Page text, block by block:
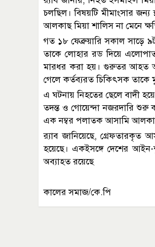
চলছিল। বিষয়টি মীমাংসার জন্য
আলকাছ মিয়া শালিস না মেনে
গত ১৮ ফেব্রুয়ারি সকাল সাড়ে
তাকে লোহার রড দিয়ে
মারধর করা হয়। গুরুতর আহত
গেলে কর্তব্যরত চিকিৎসক তাকে
এ ঘটনায় নিহতের ছেলে বাদী
তদন্ত ও গোয়েন্দা নজরদারি শুরু
এক নম্বর পলাতক আসামি
র‍্যাব জানিয়েছে, গ্রেফতারকৃত
হয়েছে। একইসঙ্গে দেশের আইন-
অব্যাহত রয়েছে
কালের সমাজ/কে.পি